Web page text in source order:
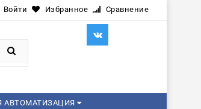
Войти Избранное Сравнение
АВТОМАТИЗАЦИЯ